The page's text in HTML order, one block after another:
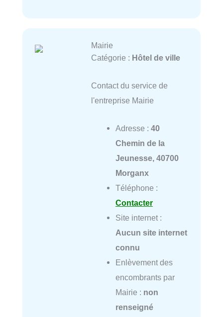
Mairie
Catégorie : Hôtel de ville
Contact du service de
l'entreprise Mairie
Adresse : 40
Chemin de la
Jeunesse, 40700
Morganx
Téléphone :
Contacter
Site internet :
Aucun site internet
connu
Enlèvement des
encombrants par
Mairie : non
renseigné